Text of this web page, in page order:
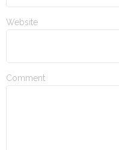
Website
Comment